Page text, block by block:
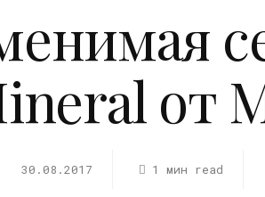
от
30.08.2017 1 мин read